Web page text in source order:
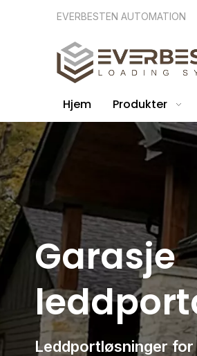
EVERBESTEN AUTOMATION
Hjem Produkter
Garasje
Leddportløsninger